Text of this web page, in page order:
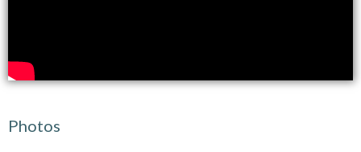
Photos